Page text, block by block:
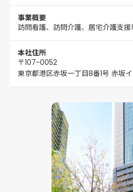
事業概要
訪問看護、訪問介護、居宅介護支
本社住所
〒107-0052
東京都港区赤坂一丁目8番1号 赤坂